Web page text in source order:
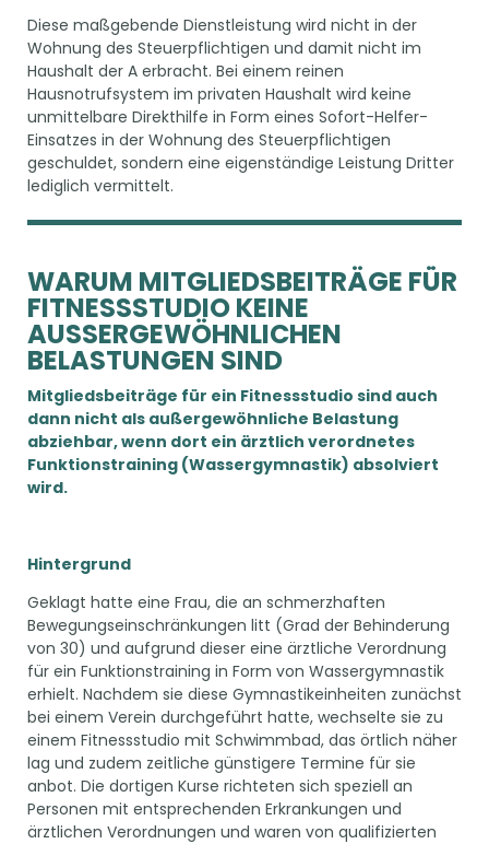
Diese maßgebende Dienstleistung wird nicht in der
Wohnung des Steuerpflichtigen und damit nicht im
Haushalt der A erbracht. Bei einem reinen
Hausnotrufsystem im privaten Haushalt wird keine
unmittelbare Direkthilfe in Form eines Sofort-Helfer-
Einsatzes in der Wohnung des Steuerpflichtigen
geschuldet, sondern eine eigenständige Leistung Dritter
lediglich vermittelt.
WARUM MITGLIEDSBEITRÄGE FÜR
FITNESSSTUDIO KEINE
AUSSERGEWÖHNLICHEN B
ELASTUNGEN SIND
Mitgliedsbeiträge für ein Fitnessstudio sind auch
dann nicht als außergewöhnliche Belastung
abziehbar, wenn dort ein ärztlich verordnetes
Funktionstraining (Wassergymnastik) absolviert
wird.
Hintergrund
Geklagt hatte eine Frau, die an schmerzhaften
Bewegungseinschränkungen litt (Grad der Behinderung
von 30) und aufgrund dieser eine ärztliche Verordnung
für ein Funktionstraining in Form von Wassergymnastik
erhielt. Nachdem sie diese Gymnastikeinheiten zunächst
bei einem Verein durchgeführt hatte, wechselte sie zu
einem Fitnessstudio mit Schwimmbad, das örtlich näher
lag und zudem zeitliche günstigere Termine für sie
anbot. Die dortigen Kurse richteten sich speziell an
Personen mit entsprechenden Erkrankungen und
ärztlichen Verordnungen und waren von qualifizierten